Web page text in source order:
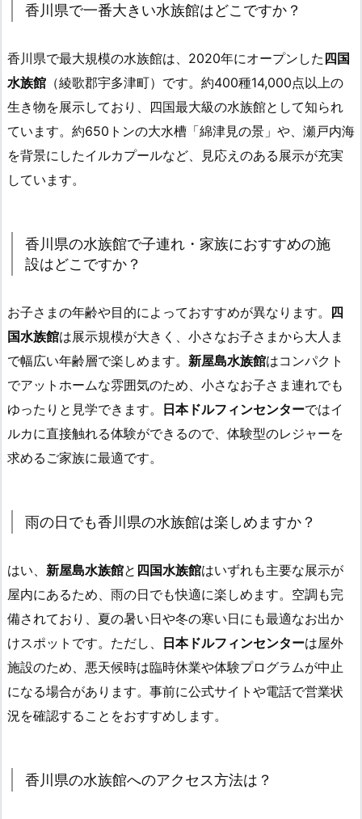
香川県で一番大きい水族館はどこですか？
香川県で最大規模の水族館は、2020年にオープンした 四国
水族館 （綾歌郡宇多津町）です。約400種14,000点以上の
生き物を展示しており、四国最大級の水族館として知られ
ています。約650トンの大水槽「綿津見の景」や、瀬戸内海
を背景にしたイルカプールなど、見応えのある展示が充実
しています。
香川県の水族館で子連れ・家族におすすめの施
設はどこですか？
お子さまの年齢や目的によっておすすめが異なります。 四
国水族館は展示規模が大きく、小さなお子さまから大人ま
で幅広い年齢層で楽しめます。 新屋島水族館はコンパクト
でアットホームな雰囲気のため、小さなお子さま連れでも
ゆったりと見学できます。
日本ドルフィンセンターではイ
ルカに直接触れる体験ができるので、体験型のレジャーを
求めるご家族に最適です。
雨の日でも香川県の水族館は楽しめますか？
はい、 新屋島水族館と 四国水族館はいずれも主要な展示が
屋内にあるため、雨の日でも快適に楽しめます。空調も完
備されており、夏の暑い日や冬の寒い日にも最適なお出か
けスポットです。ただし、
日本ドルフィンセンターは屋外
施設のため、悪天候時は臨時休業や体験プログラムが中止
になる場合があります。事前に公式サイトや電話で営業状
況を確認することをおすすめします。
香川県の水族館へのアクセス方法は？